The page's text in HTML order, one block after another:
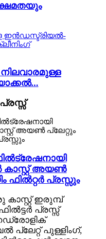
അയൺ
ഫിൽറ്റർ പ്രസ്സും
കാസ്റ്റ് ഇരുമ്പ്
പ്രസ്സ്
പ്ലേറ്റ് പുള്ളിംഗ്,